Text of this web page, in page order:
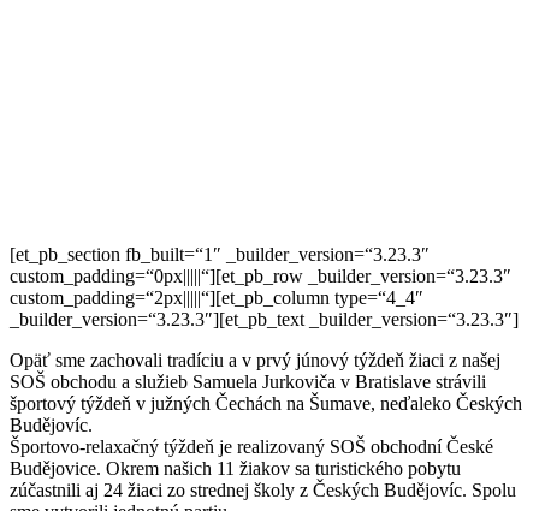
[et_pb_section fb_built=“1″ _builder_version=“3.23.3″
custom_padding=“0px|||||“][et_pb_row _builder_version=“3.23.3″
custom_padding=“2px|||||“][et_pb_column type=“4_4″
_builder_version=“3.23.3″][et_pb_text _builder_version=“3.23.3″]
Opäť sme zachovali tradíciu a v prvý júnový týždeň žiaci z našej
SOŠ obchodu a služieb Samuela Jurkoviča v Bratislave strávili
športový týždeň v južných Čechách na Šumave, neďaleko Českých
Budějovíc.
Športovo-relaxačný týždeň je realizovaný SOŠ obchodní České
Budějovice. Okrem našich 11 žiakov sa turistického pobytu
zúčastnili aj 24 žiaci zo strednej školy z Českých Budějovíc. Spolu